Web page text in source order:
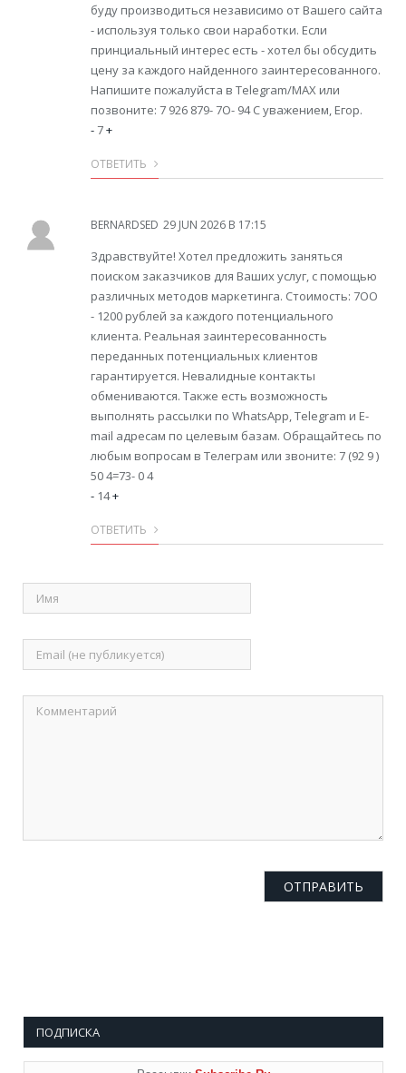
буду производиться независимо от Вашего сайта
- используя только свои наработки. Если
принциальный интерес есть - хотел бы обсудить
цену за каждого найденного заинтересованного.
Напишите пожалуйста в Telegram/MAX или
позвоните: 7 926 879- 7O- 94 С уважением, Егор.
-7+
ОТВЕТИТЬ
BERNARDSED 29 JUN 2026 В 17:15
Здравствуйте! Хотел предложить заняться
поиском заказчиков для Ваших услуг, с помощью
различных методов маркетинга. Стоимость: 7OO
- 1200 рублей за каждого потенциального
клиента. Реальная заинтересованность
переданных потенциальных клиентов
гарантируется. Невалидные контакты
обмениваются. Также есть возможность
выполнять рассылки по WhatsApp, Telegram и E-
mail адресам по целевым базам. Обращайтесь по
любым вопросам в Телеграм или звоните: 7 (92 9 )
50 4=73- 0 4
- 14+
ОТВЕТИТЬ
ПОДПИСКА